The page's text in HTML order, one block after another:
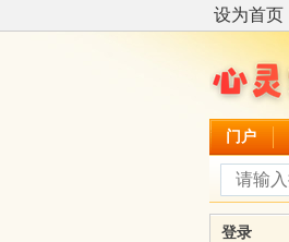
设为首页
门户
登录